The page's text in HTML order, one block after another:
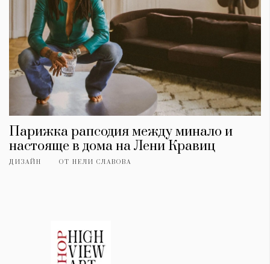
Парижка рапсодия между минало и
настояще в дома на Лени Кравиц
ДИЗАЙН ОТ НЕЛИ СЛАВОВА